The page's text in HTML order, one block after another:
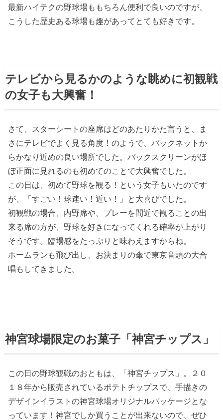
最新ハイテクの野球場ももちろん便利で良いのですが、
こうした歴史ある球場も趣があってとても好きです。
テレビから見るかのような眺めに初観戦
の女子も大興奮！
さて、スターシートの座席はどのあたりかた言うと、ま
さにテレビでよく見る角度！のようで、バックネットか
らかなり近めの良い場所でした。バックスクリーンがほ
ぼ正面に見れるのも初めてのことで大興奮でした。
この日は、初めて野球を観る！という女子もいたのです
が、「すごい！球速い！近い！」と大喜びでした。
初観戦の場合、内野席や、プレーを間近で観ることの出
来る席の方が、野球を好きになってくれる確率が上がり
そうです。臨場感をたっぷりと味わえますからね。
ホームランも飛び出し、お決まりの傘で東京音頭の大合
唱もしてきました。
神宮球場限定のお菓子「神宮チップス」
この日の野球観戦のおともは、「神宮チップス」。２０
１８年から販売されているポテトチップスで、手描きの
デザインイラストの神宮球場オリジナルパッケージとな
っています！神宮でしか買うことが出来ないので、ぜひ